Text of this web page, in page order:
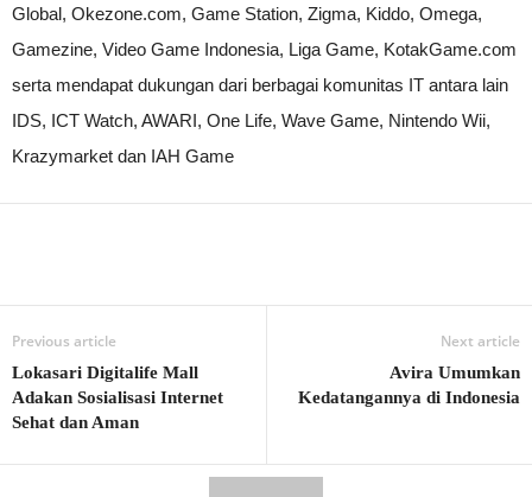
Global, Okezone.com, Game Station, Zigma, Kiddo, Omega,
Gamezine, Video Game Indonesia, Liga Game, KotakGame.com
serta mendapat dukungan dari berbagai komunitas IT antara lain
IDS, ICT Watch, AWARI, One Life, Wave Game, Nintendo Wii,
Krazymarket dan IAH Game
Previous article
Lokasari Digitalife Mall
Adakan Sosialisasi Internet
Sehat dan Aman
Next article
Avira Umumkan
Kedatangannya di Indonesia